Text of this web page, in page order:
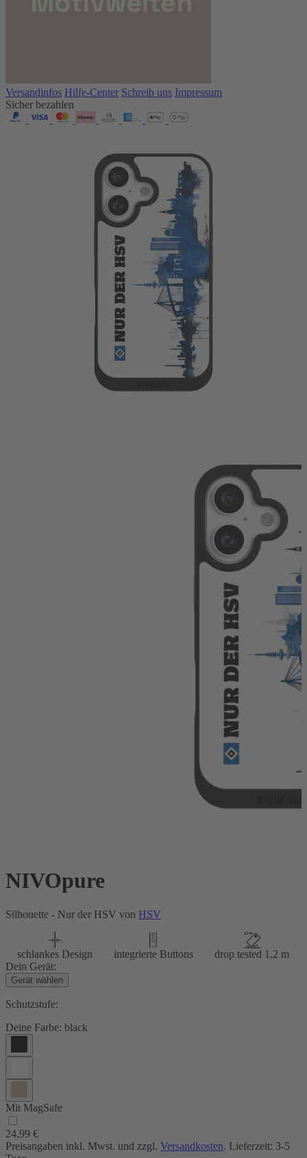
Versandinfos Hilfe-Center Schreib uns Impressum
Sicher bezahlen
NIVOpure
Silhouette - Nur der HSV von HSV
schlankes Design integrierte Buttons
drop tested 1,2 m
Dein Gerät:
Gerät wählen
Schutzstufe:
Deine Farbe: black
Mit MagSafe
24,99 €
Preisangaben inkl. Mwst. und zzgl. Versandkosten. Lieferzeit: 3-5